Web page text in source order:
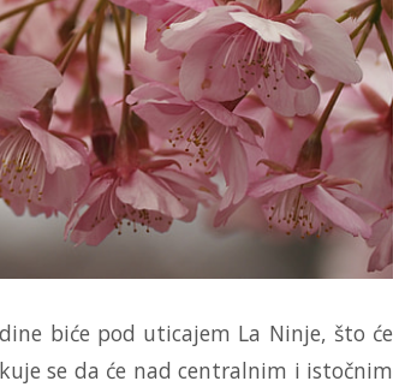
biće pod uticajem La Ninje, što će
se da će nad centralnim i istočnim